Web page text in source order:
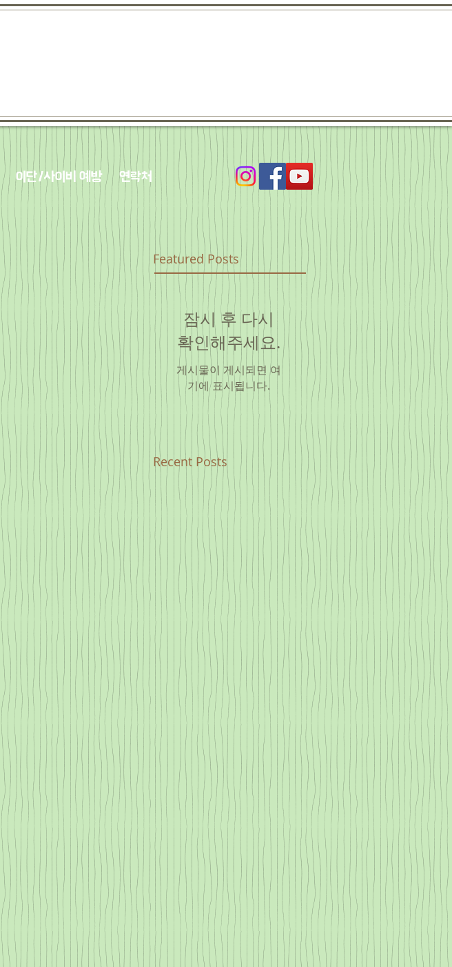
이단/사이비 예방 연락처
Featured Posts
잠시 후 다시
확인해주세요.
게시물이 게시되면 여
기에 표시됩니다.
Recent Posts